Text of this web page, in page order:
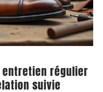
régulier
suivie